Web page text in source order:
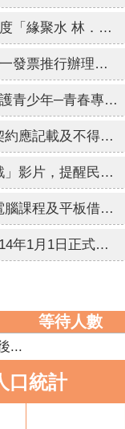
雲林縣水林鄉公所舉辦舉辦115年度「緣聚水 林．幸福同行」未婚員工暨環境教育聯誼活動，歡迎符合資格之未婚教職員工踴躍報名參加。
財政部南區國稅局115年度結合統一發票推行辦理全國性重大施政「統一發票兌獎APP(新版)全國推廣活動」，活動時間: 115年7月14日上午10時至9月30日下午6時止，歡迎踴躍參加。
為配合衛生福利部115年「暑期保護青少年─青春專案」，進行維護青少年健康成長環境與犯罪預防宣導。
內政部研擬交友媒合服務定型化契約應記載及不得記載事項，自115年9月1日生效實施。
衛生福利部「公益勸募判斷力遊戲」影片，提醒民眾於捐款前多加利用「公益勸募管理系統」查詢。
內政部移民署推動「新住民免費電腦課程及平板借用服務」
列支敦斯登侯國之同性婚姻法於114年1月1日正式生效。
等待人數
...
口統計